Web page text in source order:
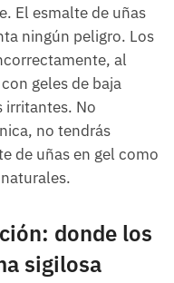
El esmalte de uñas
ningún peligro. Los
al
geles de baja
irritantes. No
no tendrás
de uñas en gel como
donde los
sigilosa